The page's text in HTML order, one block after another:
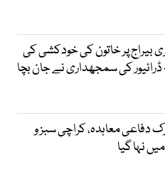
بیراج پر خاتون کی خودکشی کی
کی سمجھداری نے جان بچا
دفاعی معاہدہ، کراچی سبز و
نہا گیا